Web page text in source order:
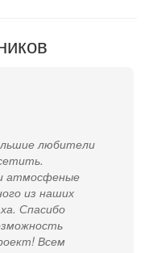
любители
атмосфеные
из наших
Спасибо
Всем